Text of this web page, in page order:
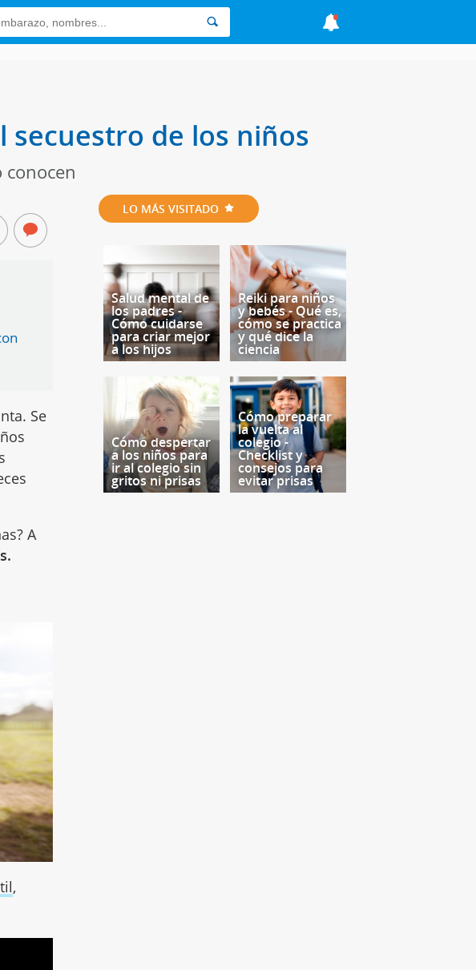
secuestro de los niños
Se
A
,
LO MÁS VISITADO
Salud mental de
los padres -
Cómo cuidarse
para criar mejor
a los hijos
Reiki para niños
y bebés - Qué es,
cómo se practica
y qué dice la
ciencia
Cómo despertar
a los niños para
ir al colegio sin
gritos ni prisas
Cómo preparar
la vuelta al
colegio -
Checklist y
consejos para
evitar prisas